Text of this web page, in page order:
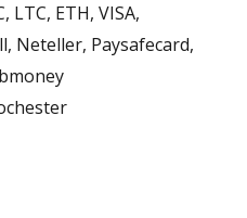
ETH, VISA,
Neteller, Paysafecard,